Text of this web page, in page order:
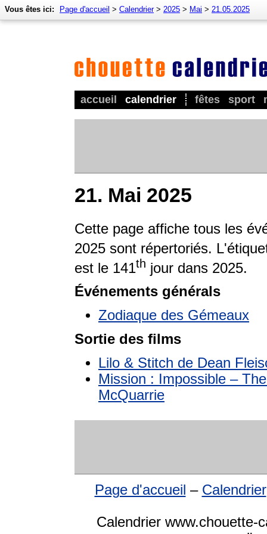
accueil calendrier fêtes sport
Vous êtes ici: Page d'accueil > Calendrier> 2025 > Mai > 21.05.2025
21. Mai 2025
Cette page affiche tous les
2025 sont répertoriés.
est le 141th jour dans 2025.
Événements générals
Zodiaque des Gémeaux
Sortie des films
Lilo & Stitch de Dean
Mission : Impossible –
McQuarrie
Page d'accueil – Calendrier
Calendrier www.chouette-